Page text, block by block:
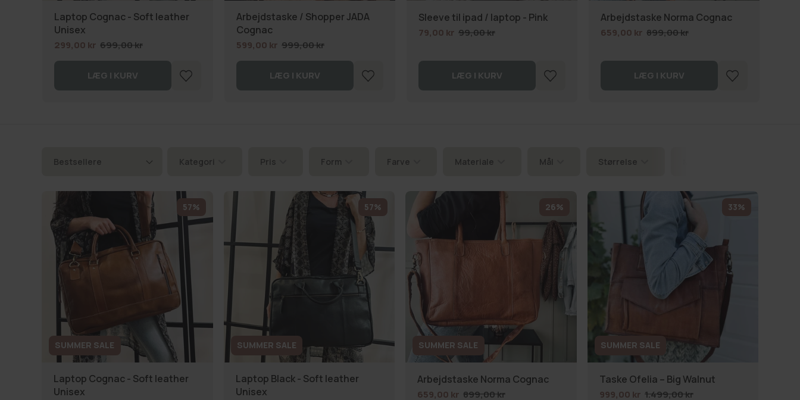
Laptop Cognac - Soft leather
Unisex
299,00 kr 699,00 kr
LÆG I KURV
Arbejdstaske / Shopper JADA
Cognac
599,00 kr 999,00 kr
LÆG I KURV
Sleeve til ipad / laptop - Pink
79,00 kr 99,00 kr
LÆG I KURV
Arbejdstaske Norma Cognac
659,00 kr 899,00 kr
LÆG I KURV
Kategori Pris Form Farve Materiale Mål Størrelse
SUMMER SALE
57%
Laptop Cognac - Soft leather
Unisex
SUMMER SALE
57%
Laptop Black - Soft leather
Unisex
SUMMER SALE
26%
Arbejdstaske Norma Cognac
659,00 kr 899,00 kr
SUMMER SALE
33%
Taske Ofelia – Big Walnut
999,00 kr 1.499,00 kr